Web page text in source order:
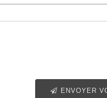
ENVOYER